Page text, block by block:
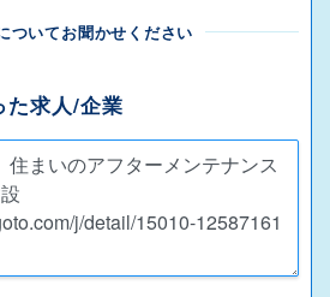
ついてお聞かせください
た求人/企業